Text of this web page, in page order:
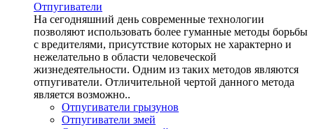
Отпугиватели
На сегодняшний день современные технологии
позволяют использовать более гуманные методы борьбы
с вредителями, присутствие которых не характерно и
нежелательно в области человеческой
жизнедеятельности. Одним из таких методов являются
отпугиватели. Отличительной чертой данного метода
является возможно..
Отпугиватели грызунов
Отпугиватели змей